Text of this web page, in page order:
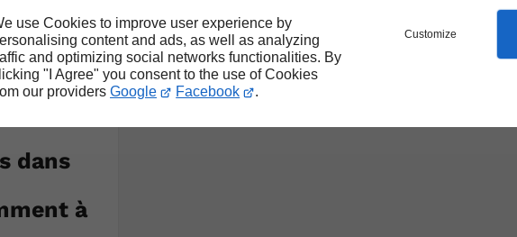
use Cookies to improve user experience by
content and ads, as well as analyzing
and optimizing social networks functionalities. By
"I Agree" you consent to the use of Cookies
our providers Google Facebook .
Customize
dans
à